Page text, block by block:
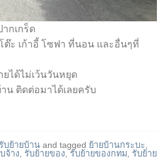
กเกร็ด
ต๊ะ เก้าอี้ โซฟา ที่นอน และอื่นๆที่
ได้ไม่เว้นวันหยุด
น ติดต่อมาได้เลยครับ
รับย้ายบ้าน and tagged ย้ายบ้านกระบะ,
จ้าง, รับย้ายของ, รับย้ายของกทม, รับย้าย